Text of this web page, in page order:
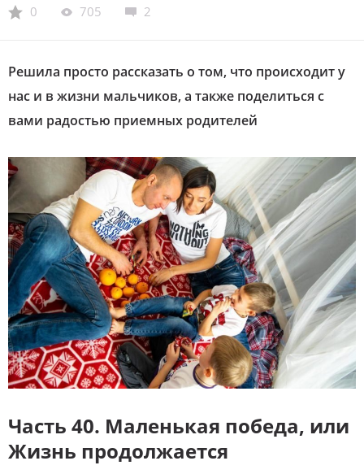
0 705 2
Решила просто рассказать о том, что происходит у
нас и в жизни мальчиков, а также поделиться с
вами радостью приемных родителей
Часть 40. Маленькая победа, или
Жизнь продолжается